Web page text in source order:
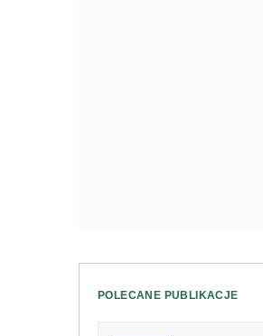
POLECANE PUBLIKACJE